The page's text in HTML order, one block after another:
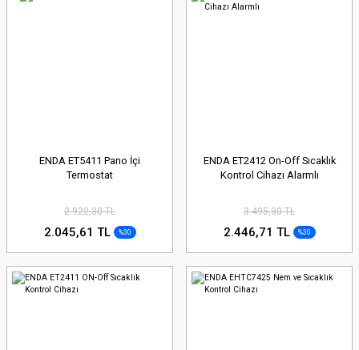
ENDA ET5411 Pano İçi
Termostat
2.922,30 TL
2.045,61 TL %30
ENDA ET2412 On-Off Sıcaklık
Kontrol Cihazı Alarmlı
3.495,30 TL
2.446,71 TL %30